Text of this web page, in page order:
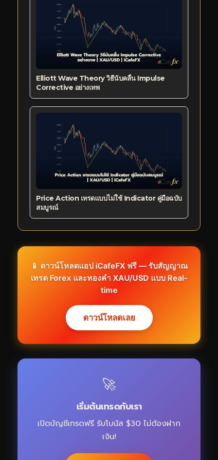
Elliott Wave Theory วิธีนับคลื่น Impulse
Corrective อย่างเทพ
Price Action เทรดแบบไม่ใช้ Indicator คู่มือฉบับ
สมบูรณ์
📱 ดาวน์โหลดแอป iCafeFX ฟรี — รับสัญญาณ
เทรด Forex และทองคำ XAU/USD แบบ Real-
time
ดาวน์โหลดเลย
🚀
เริ่มต้นเทรดกับเรา
เปิดบัญชีเทรดฟรี รับโบนัส $30 ไม่ต้องฝาก
เงิน!